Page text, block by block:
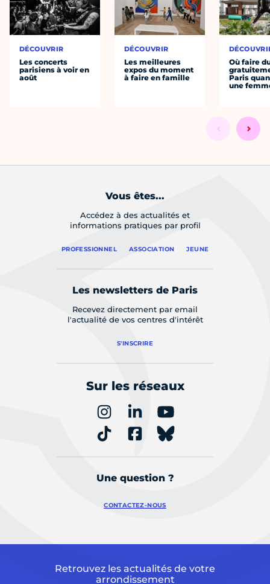
DÉCOUVRIR
Les concerts
parisiens à voir en
août
DÉCOUVRIR
Les meilleures
expos du moment
à faire en famille
Où faire
Paris
une
Vous êtes...
Accédez à des actualités et
informations pratiques par profil
PROFESSIONNEL ASSOCIATION JEUNE
Les newsletters de Paris
Recevez directement par email
l'actualité de vos centres d'intérêt
S'INSCRIRE
Sur les réseaux
Une question ?
CONTACTEZ-NOUS
Retrouvez les actualités de votre
arrondissement